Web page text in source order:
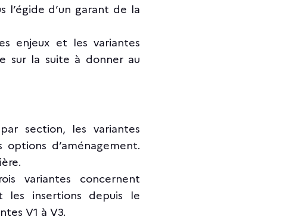
l’égide d’un garant de la
enjeux et les variantes
sur la suite à donner au
section, les variantes
d’aménagement.
variantes concernent
les insertions depuis le
V1 à V3.